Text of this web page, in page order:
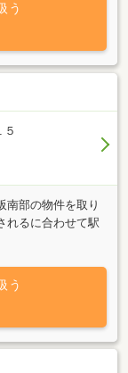
う
南部の物件を取り
れるに合わせて駅
出口を出て向いの
津駅にはここから
には駅前駐車場及
配布させていただ
行っています。初
ていただきます。
ンション・及び
う